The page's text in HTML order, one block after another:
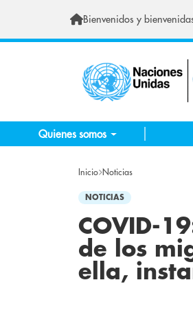
Bienvenidos y
Quienes somos
Inicio Noticias
NOTICIAS
COVID-
de los
ella,